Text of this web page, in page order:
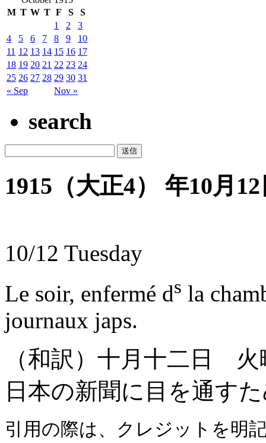
M T W T F S S
« Sep Nov »
1 2
3
4
5 6 7 8 9
10
11 12 13 14 15 16 17
18 19 20 21 22 23 24
25 26 27 28 29 30 31
search
1915（大正4） 年10月
10/12 Tuesday
Le soir, enfermé ds la
journaux japs.
（和訳）十月十二日 火
日本の新聞に目を通す
引用の際は、クレジットを明